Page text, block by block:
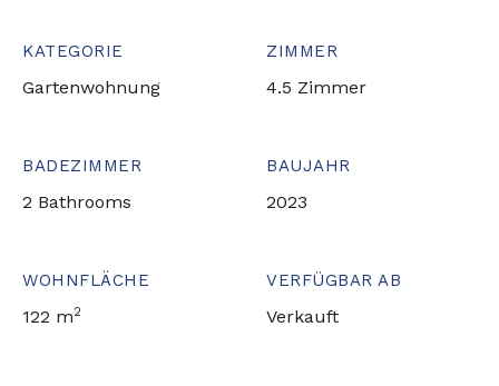
KATEGORIE
Gartenwohnung
ZIMMER
4.5 Zimmer
BADEZIMMER
2 Bathrooms
BAUJAHR
2023
WOHNFLÄCHE
122 m2
VERFÜGBAR AB
Verkauft